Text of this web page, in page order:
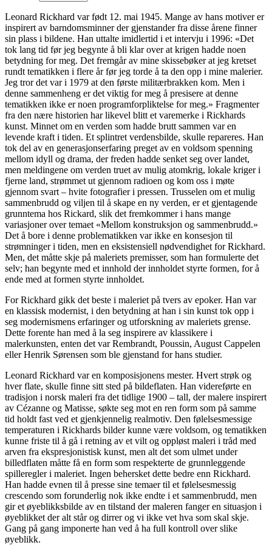
Leonard Rickhard var født 12. mai 1945. Mange av hans motiver er
inspirert av barndomsminner der gjenstander fra disse årene finner
sin plass i bildene. Han uttalte imidlertid i et intervju i 1996: «Det
tok lang tid før jeg begynte å bli klar over at krigen hadde noen
betydning for meg. Det fremgår av mine skissebøker at jeg kretset
rundt tematikken i flere år før jeg torde å ta den opp i mine malerier.
Jeg tror det var i 1979 at den første militærbrakken kom. Men i
denne sammenheng er det viktig for meg å presisere at denne
tematikken ikke er noen programforpliktelse for meg.» Fragmenter
fra den nære historien har likevel blitt et varemerke i Rickhards
kunst. Minnet om en verden som hadde brutt sammen var en
levende kraft i tiden. Et splintret verdensbilde, skulle repareres. Han
tok del av en generasjonserfaring preget av en voldsom spenning
mellom idyll og drama, der freden hadde senket seg over landet,
men meldingene om verden truet av mulig atomkrig, lokale kriger i
fjerne land, strømmet ut gjennom radioen og kom oss i møte
gjennom svart – hvite fotografier i pressen. Trusselen om et mulig
sammenbrudd og viljen til å skape en ny verden, er et gjentagende
grunntema hos Rickard, slik det fremkommer i hans mange
variasjoner over temaet «Mellom konstruksjon og sammenbrudd.»
Det å bore i denne problematikken var ikke en konsesjon til
strømninger i tiden, men en eksistensiell nødvendighet for Rickhard.
Men, det måtte skje på maleriets premisser, som han formulerte det
selv; han begynte med et innhold der innholdet styrte formen, for å
ende med at formen styrte innholdet.
For Rickhard gikk det beste i maleriet på tvers av epoker. Han var
en klassisk modernist, i den betydning at han i sin kunst tok opp i
seg modernismens erfaringer og utforskning av maleriets grense.
Dette forente han med å la seg inspirere av klassikere i
malerkunsten, enten det var Rembrandt, Poussin, August Cappelen
eller Henrik Sørensen som ble gjenstand for hans studier.
Leonard Rickhard var en komposisjonens mester. Hvert strøk og
hver flate, skulle finne sitt sted på bildeflaten. Han videreførte en
tradisjon i norsk maleri fra det tidlige 1900 – tall, der malere inspirert
av Cézanne og Matisse, søkte seg mot en ren form som på samme
tid holdt fast ved et gjenkjennelig realmotiv. Den følelsesmessige
temperaturen i Rickhards bilder kunne være voldsom, og tematikken
kunne friste til å gå i retning av et vilt og oppløst maleri i tråd med
arven fra ekspresjonistisk kunst, men alt det som ulmet under
billedflaten måtte få en form som respekterte de grunnleggende
spilleregler i maleriet. Ingen behersket dette bedre enn Rickhard.
Han hadde evnen til å presse sine temaer til et følelsesmessig
crescendo som forunderlig nok ikke endte i et sammenbrudd, men
gir et øyeblikksbilde av en tilstand der maleren fanger en situasjon i
øyeblikket der alt står og dirrer og vi ikke vet hva som skal skje.
Gang på gang imponerte han ved å ha full kontroll over slike
øyeblikk.